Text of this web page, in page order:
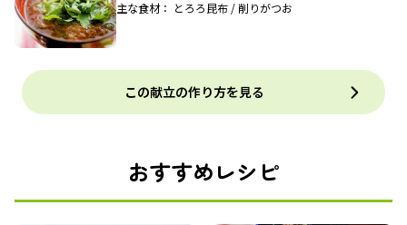
主な食材： とろろ昆布 / 削りがつお
この献立の作り方を見る
おすすめレシピ